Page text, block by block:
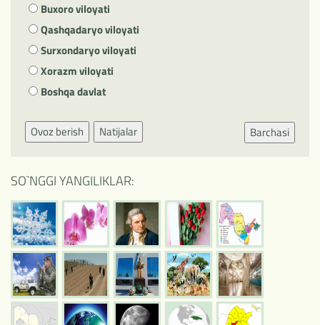
Buxoro viloyati
Qashqadaryo viloyati
Surxondaryo viloyati
Xorazm viloyati
Boshqa davlat
Ovoz berish Natijalar Barchasi
SO`NGGI YANGILIKLAR: